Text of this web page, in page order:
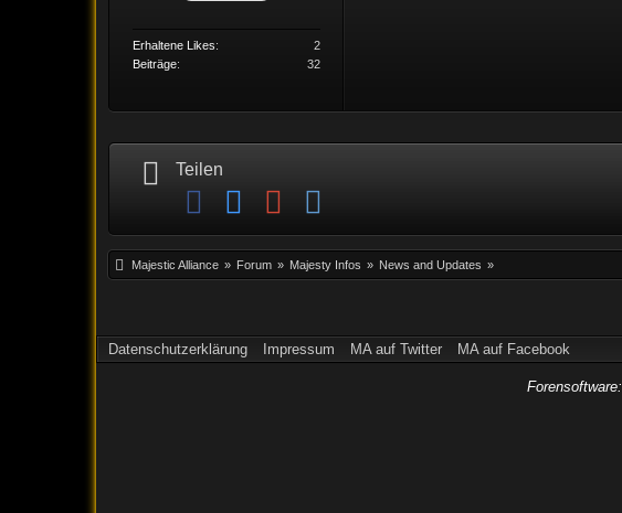
Erhaltene Likes
2
Beiträge
32
Teilen
Majestic Alliance » Forum » Majesty Infos » News and Updates »
Datenschutzerklärung Impressum MA auf Twitter MA auf Facebook
Forensoftware: